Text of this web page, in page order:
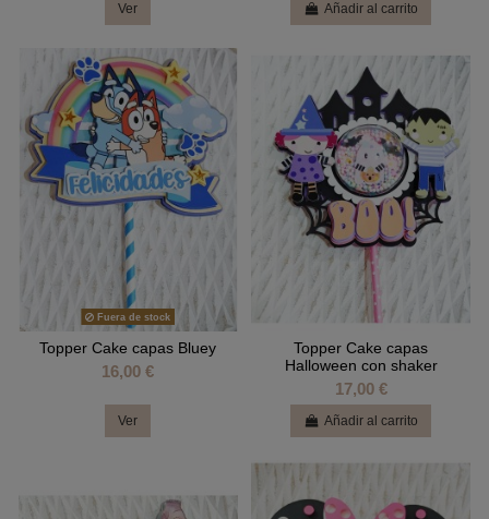
Ver Añadir al carrito
Fuera de stock
Topper Cake capas Bluey
16,00 €
Ver
Topper Cake capas
Halloween con shaker
17,00 €
Añadir al carrito